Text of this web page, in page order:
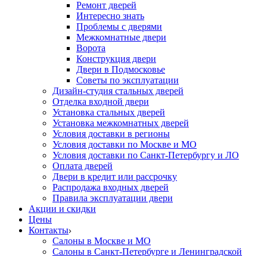
Ремонт дверей
Интересно знать
Проблемы с дверями
Межкомнатные двери
Ворота
Конструкция двери
Двери в Подмосковье
Cоветы по эксплуатации
Дизайн-студия стальных дверей
Отделка входной двери
Установка стальных дверей
Установка межкомнатных дверей
Условия доставки в регионы
Условия доставки по Москве и МО
Условия доставки по Санкт-Петербургу и ЛО
Оплата дверей
Двери в кредит или рассрочку
Распродажа входных дверей
Правила эксплуатации двери
Акции и скидки
Цены
Контакты
Салоны в Москве и МО
Салоны в Санкт-Петербурге и Ленинградской